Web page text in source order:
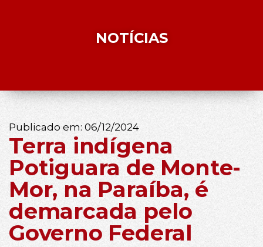
NOTÍCIAS
Publicado em: 06/12/2024
Terra indígena
Potiguara de Monte-
Mor, na Paraíba, é
demarcada pelo
Governo Federal